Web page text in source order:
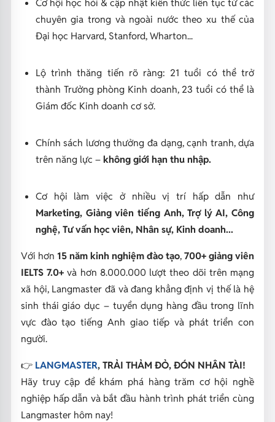
Cơ hội học hỏi & cập nhật kiến thức liên tục từ các
chuyên gia trong và ngoài nước theo xu thế của
Đại học Harvard, Stanford, Wharton...
Lộ trình thăng tiến rõ ràng: 21 tuổi có thể trở
thành Trưởng phòng Kinh doanh, 23 tuổi có thể là
Giám đốc Kinh doanh cơ sở.
Chính sách lương thưởng đa dạng, cạnh tranh, dựa
trên năng lực – không giới hạn thu nhập.
Cơ hội làm việc ở nhiều vị trí hấp dẫn như
Marketing, Giảng viên tiếng Anh, Trợ lý AI, Công
nghệ, Tư vấn học viên, Nhân sự, Kinh doanh...
Với hơn 15 năm kinh nghiệm đào tạo,700+ giảng viên
IELTS 7.0+ và hơn 8.000.000 lượt theo dõi trên mạng
xã hội, Langmaster đã và đang khẳng định vị thế là hệ
sinh thái giáo dục – tuyển dụng hàng đầu trong lĩnh
vực đào tạo tiếng Anh giao tiếp và phát triển con
người.
👉 LANGMASTER, TRẢI THẢM ĐỎ, ĐÓN NHÂN TÀI!
Hãy truy cập để khám phá hàng trăm cơ hội nghề
nghiệp hấp dẫn và bắt đầu hành trình phát triển cùng
Langmaster hôm nay!